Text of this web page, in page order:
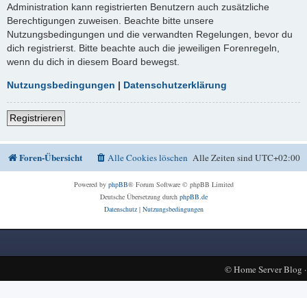
Administration kann registrierten Benutzern auch zusätzliche
Berechtigungen zuweisen. Beachte bitte unsere
Nutzungsbedingungen und die verwandten Regelungen, bevor du
dich registrierst. Bitte beachte auch die jeweiligen Forenregeln,
wenn du dich in diesem Board bewegst.
Nutzungsbedingungen | Datenschutzerklärung
Registrieren
Foren-Übersicht Alle Zeiten sindUTC+02:00
Alle Cookies löschen
Powered by phpBB® Forum Software © phpBB Limited
Deutsche Übersetzung durch phpBB.de
Datenschutz| Nutzungsbedingungen
©Home Server Blog